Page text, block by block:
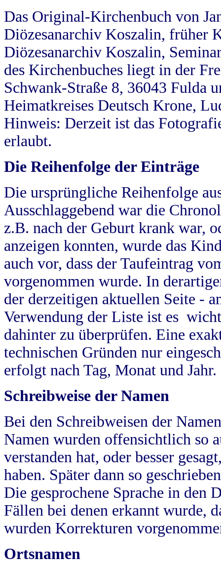
Das Original-Kirchenbuch von
Diözesanarchiv Koszalin, früher
Diözesanarchiv Koszalin,
des Kirchenbuches liegt in der
Schwank-Straße 8, 36043 Fulda
Heimatkreises Deutsch Krone,
Hinweis: Derzeit ist das
erlaubt.
Die Reihenfolge der Einträge
Die ursprüngliche Reihenfolge
Ausschlaggebend war die
z.B. nach der Geburt krank war,
anzeigen konnten, wurde das
auch vor, dass der Taufeintrag
vorgenommen wurde. In
der derzeitigen aktuellen Seite -
Verwendung der Liste ist es
dahinter zu überprüfen. Eine
technischen Gründen nur
erfolgt nach Tag, Monat und Jahr.
Schreibweise der Namen
Bei den Schreibweisen der
Namen wurden offensichtlich so
verstanden hat, oder besser
haben. Später dann so
Die gesprochene Sprache in
Fällen bei denen erkannt wurde,
wurden Korrekturen
Ortsnamen